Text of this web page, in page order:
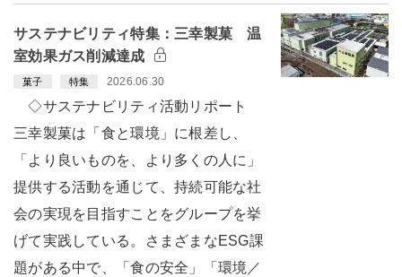
サステナビリティ特集：三幸製菓 温
室効果ガス削減達成
菓子 特集 2026.06.30
◇サステナビリティ活動リポート
三幸製菓は「食と環境」に根差し、
「より良いものを、より多くの人に」
提供する活動を通じて、持続可能な社
会の実現を目指すことをグループを挙
げて実践している。さまざまなESG課
題がある中で、「食の安全」「環境／